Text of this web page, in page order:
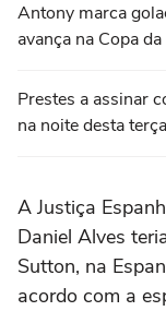
Antony marca
avança na Copa
Prestes a assinar
na noite desta
A Justiça
Daniel Alves
Sutton, na
acordo com a